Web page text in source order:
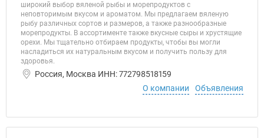
широкий выбор вяленой рыбы и морепродуктов с
неповторимым вкусом и ароматом. Мы предлагаем вяленую
рыбу различных сортов и размеров, а также разнообразные
морепродукты. В ассортименте также вкусные сыры и хрустящие
орехи. Мы тщательно отбираем продукты, чтобы вы могли
насладиться их натуральным вкусом и получить пользу для
здоровья.
Россия, Москва ИНН: 772798518159
О компании
Объявления